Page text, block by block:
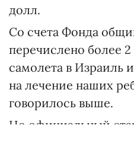
долл.
Со счета Фонда
перечислено более
самолета в Израиль
на лечение наших
говорилось выше.
Но официальный
долговременной